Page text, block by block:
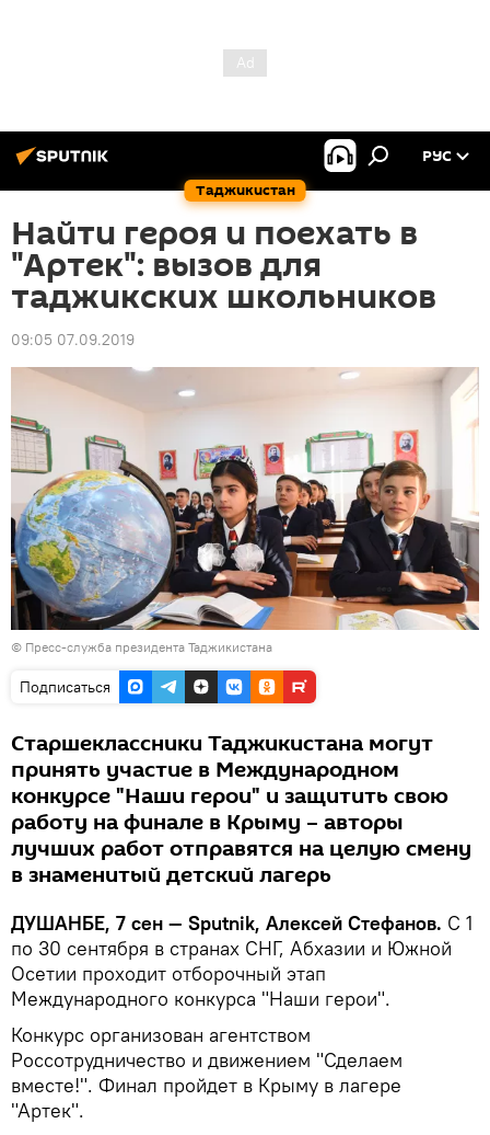
Таджикистан
РУС
Найти героя и поехать в
"Артек": вызов для
таджикских школьников
09:05 07.09.2019
© Пресс-служба президента Таджикистана
Подписаться
Старшеклассники Таджикистана могут
принять участие в Международном
конкурсе "Наши герои" и защитить свою
работу на финале в Крыму – авторы
лучших работ отправятся на целую смену
в знаменитый детский лагерь
ДУШАНБЕ, 7 сен — Sputnik, Алексей Стефанов. С 1
по 30 сентября в странах СНГ, Абхазии и Южной
Осетии проходит отборочный этап
Международного конкурса "Наши герои".
Конкурс организован агентством
Россотрудничество и движением "Сделаем
вместе!". Финал пройдет в Крыму в лагере
"Артек".